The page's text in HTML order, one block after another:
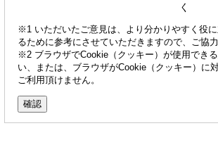
く
※1 いただいたご意見は、より分かりやすく役
るために参考にさせていただきますので、ご協
※2 ブラウザでCookie（クッキー）が使用でき
い、または、ブラウザがCookie（クッキー）に
ご利用頂けません。